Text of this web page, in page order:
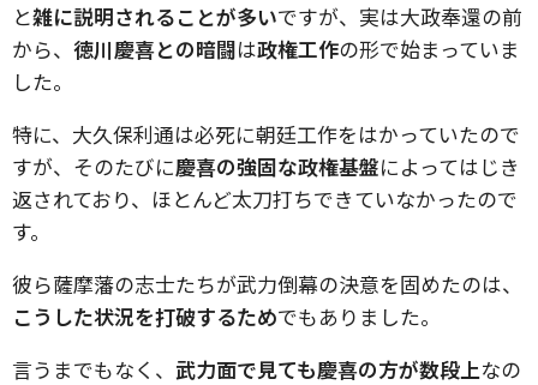
と雑に説明されることが多いですが、実は大政奉還の前
から、 徳川慶喜との暗闘は政権工作の形で始まっていま
した。
特に、大久保利通は必死に朝廷工作をはかっていたので
すが、そのたびに慶喜の強固な政権基盤によってはじき
返されており、ほとんど太刀打ちできていなかったので
す。
彼ら薩摩藩の志士たちが武力倒幕の決意を固めたのは、
こうした状況を打破するためでもありました。
言うまでもなく、 武力面で見ても慶喜の方が数段上なの